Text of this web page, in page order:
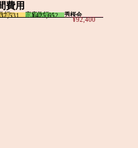
費用
師T 家庭教師M
¥425,652 秀桜会
¥92,400